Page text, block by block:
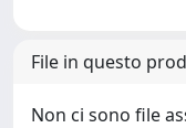
File in questo
Non ci sono file